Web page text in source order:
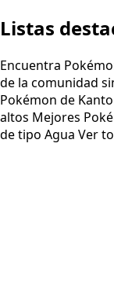
Tabla de Tipos
Naturalezas
Noticias
Listas
Encuentra
de la comunidad
Pokémon de Kanto
altos Mejores
de tipo Agua Ver